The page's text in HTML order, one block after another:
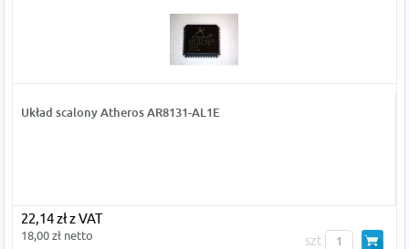
Układ scalony Atheros AR8131-AL1E
22,14 zł z VAT
18,00 zł netto szt